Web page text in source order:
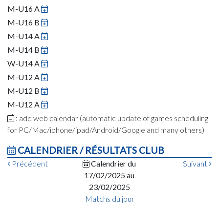
M-U16 A
M-U16 B
M-U14 A
M-U14 B
W-U14 A
M-U12 A
M-U12 B
M-U12 A
: add web calendar (automatic update of games scheduling
for PC/Mac/iphone/ipad/Android/Google and many others)
CALENDRIER / RÉSULTATS CLUB
Précédent
Calendrier du
17/02/2025 au
23/02/2025
Suivant
Matchs du jour